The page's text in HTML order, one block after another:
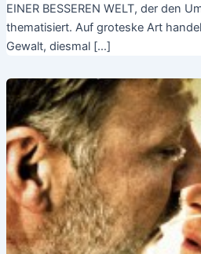
EINER BESSEREN WELT, der den
thematisiert. Auf groteske Art
Gewalt, diesmal […]